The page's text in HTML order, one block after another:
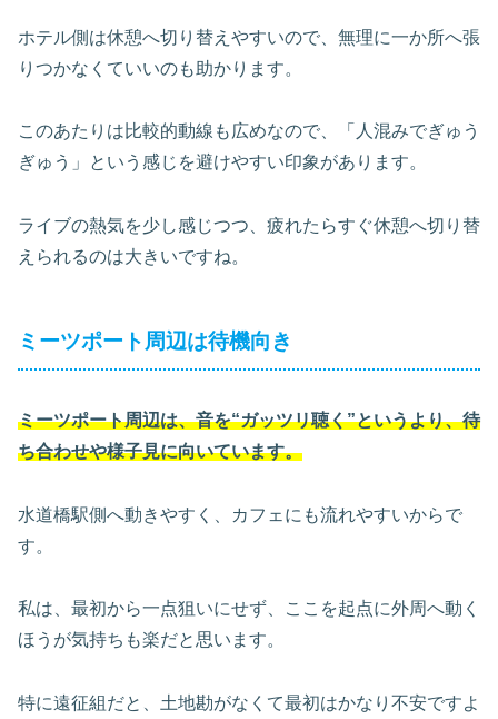
ホテル側は休憩へ切り替えやすいので、無理に一か所へ張
りつかなくていいのも助かります。
このあたりは比較的動線も広めなので、「人混みでぎゅう
ぎゅう」という感じを避けやすい印象があります。
ライブの熱気を少し感じつつ、疲れたらすぐ休憩へ切り替
えられるのは大きいですね。
ミーツポート周辺は待機向き
ミーツポート周辺は、音を“ガッツリ聴く”というより、待
ち合わせや様子見に向いています。
水道橋駅側へ動きやすく、カフェにも流れやすいからで
す。
私は、最初から一点狙いにせず、ここを起点に外周へ動く
ほうが気持ちも楽だと思います。
特に遠征組だと、土地勘がなくて最初はかなり不安ですよ